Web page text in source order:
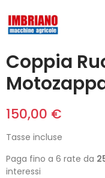
Coppia
150,00 €
Tasse incluse
Paga fino a 6 rate da
interessi